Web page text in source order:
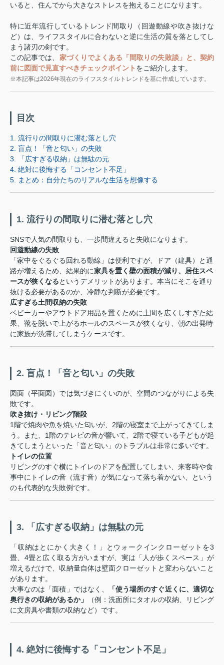
いると、住んでから大きなストレスを抱えることになります。
特に近年流行しているトレンド間取り（回遊動線や吹き抜けな
ど）は、ライフスタイルに合わないと逆に生活の質を落としてし
まう諸刃の剣です。
この記事では、 家づくりでよくある「間取りの失敗談」と、契約
前に図面で見直すべきチェックポイント をご紹介します。
※本記事は2026年現在のライフスタイルトレンドを基に作成しています。
目次
1. 流行りの間取りに潜む落とし穴
2. 盲点！「音と匂い」の失敗
3. 「広すぎる収納」は無駄の元
4. 絶対に後悔する「コンセント不足」
5. まとめ：自分たちのリアルな生活を想像する
1. 流行りの間取りに潜む落とし穴
SNSで人気の間取りも、一歩間違えると失敗になります。
回遊動線の失敗
「家中をぐるぐる回れる動線」は便利ですが、ドア（建具）と通
路が増えるため、結果的に家具を置く壁の面積が減り、居住スペ
ースが狭くなるというデメリットがあります。本当にそこを通り
抜ける必要があるのか、冷静な判断が必要です。
広すぎる土間収納の失敗
ベビーカーやアウトドア用品を置くために土間を広くしすぎた結
果、靴を脱いで上がるホールのスペースが狭くなり、朝の出発時
に家族が渋滞してしまうケースです。
2. 盲点！「音と匂い」の失敗
図面（平面図）では気づきにくいのが、空間のつながりによる失
敗です。
吹き抜け・リビング階段
1階で焼肉や魚を焼いた匂いが、2階の寝室まで上がってきてしま
う。また、1階のテレビの音が響いて、2階で寝ている子どもが起
きてしまうといった「音と匂い」のトラブルは非常に多いです。
トイレの位置
リビングのすぐ横にトイレのドアを配置してしまい、来客時や食
事中にトイレの音（流す音）が気になって落ち着かない、という
のも代表的な失敗例です。
3. 「広すぎる収納」は無駄の元
「収納はとにかく大きく！」とウォークインクローゼットを3
畳、4畳と広く取る方がいますが、実は「人が歩くスペース」が
増えるだけで、収納量自体は壁面クローゼットと変わらないこと
があります。
大事なのは「面積」ではなく、
「使う場所のすぐ近くに、適切な
奥行きの収納があるか」
（例：洗面所にタオルの収納、リビング
に文房具や書類の収納など）です。
4. 絶対に後悔する「コンセント不足」